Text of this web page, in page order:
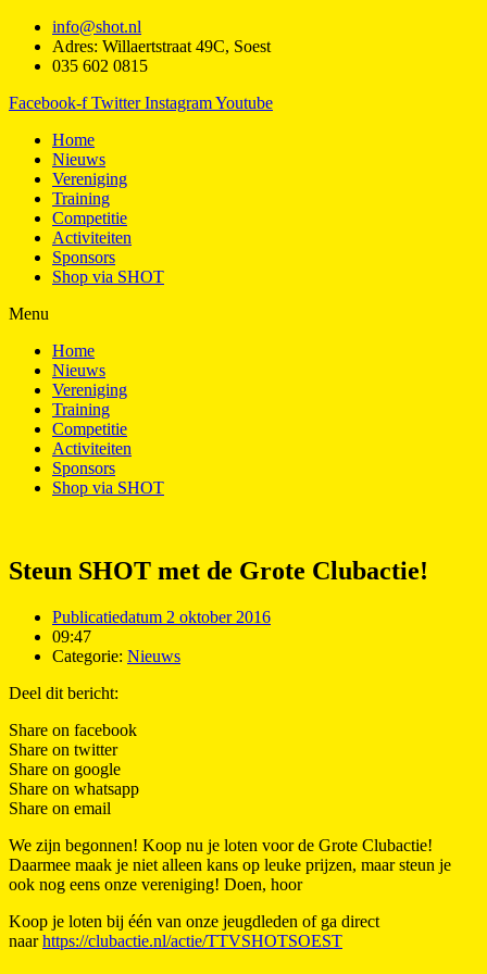
info@shot.nl
Adres: Willaertstraat 49C, Soest
035 602 0815
Facebook-f Twitter InstagramYoutube
Home
Nieuws
Vereniging
Training
Competitie
Activiteiten
Sponsors
Shop via SHOT
Menu
Home
Nieuws
Vereniging
Training
Competitie
Activiteiten
Sponsors
Shop via SHOT
Steun SHOT met de Grote Clubactie!
Publicatiedatum 2 oktober 2016
09:47
Categorie: Nieuws
Deel dit bericht:
Share on facebook
Share on twitter
Share on google
Share on whatsapp
Share on email
We zijn begonnen! Koop nu je loten voor de Grote Clubactie!
Daarmee maak je niet alleen kans op leuke prijzen, maar steun je
ook nog eens onze vereniging! Doen, hoor
Koop je loten bij één van onze jeugdleden of ga direct
naarhttps://clubactie.nl/actie/TTVSHOTSOEST